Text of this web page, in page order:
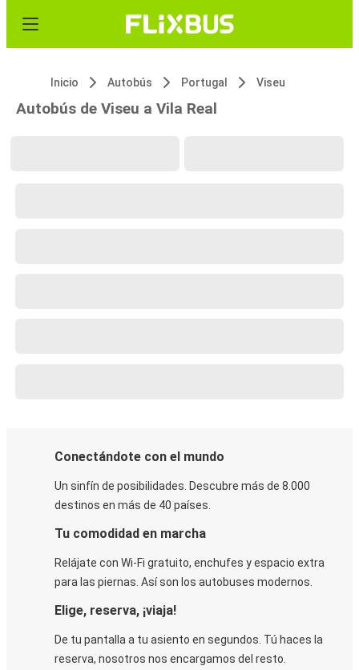
Inicio Autobús Portugal Viseu
Autobús de Viseu a Vila Real
Conectándote con el mundo
Un sinfín de posibilidades. Descubre más de 8.000
destinos en más de 40 países.
Tu comodidad en marcha
Relájate con Wi-Fi gratuito, enchufes y espacio extra
para las piernas. Así son los autobuses modernos.
Elige, reserva, ¡viaja!
De tu pantalla a tu asiento en segundos. Tú haces la
reserva, nosotros nos encargamos del resto.